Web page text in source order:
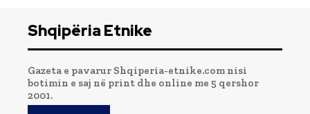
Shqipëria Etnike
Gazeta e pavarur Shqiperia-etnike.com nisi
botimin e saj në print dhe online me 5 qershor
2001.